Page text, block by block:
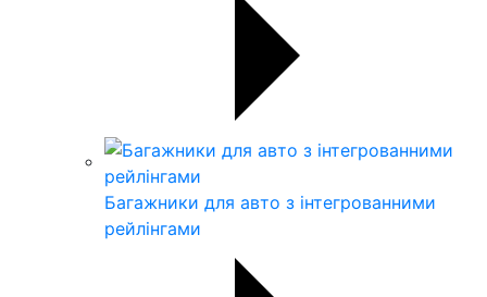
Багажники для авто з інтегрованними
рейлінгами